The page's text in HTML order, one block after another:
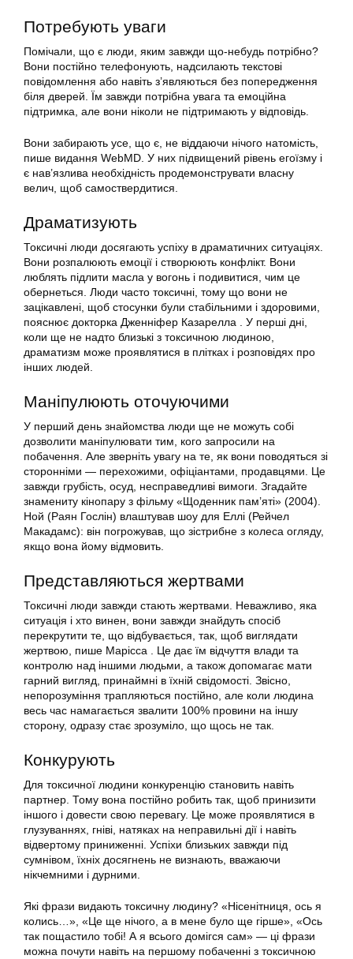
Потребують уваги
Помічали, що є люди, яким завжди що-небудь потрібно?
Вони постійно телефонують, надсилають текстові
повідомлення або навіть з’являються без попередження
біля дверей. Їм завжди потрібна увага та емоційна
підтримка, але вони ніколи не підтримають у відповідь.
Вони забирають усе, що є, не віддаючи нічого натомість,
пише видання WebMD. У них підвищений рівень егоїзму і
є нав’язлива необхідність продемонструвати власну
велич, щоб самоствердитися.
Драматизують
Токсичні люди досягають успіху в драматичних ситуаціях.
Вони розпалюють емоції і створюють конфлікт. Вони
люблять підлити масла у вогонь і подивитися, чим це
обернеться. Люди часто токсичні, тому що вони не
зацікавлені, щоб стосунки були стабільними і здоровими,
пояснює докторка Дженніфер Казарелла . У перші дні,
коли ще не надто близькі з токсичною людиною,
драматизм може проявлятися в плітках і розповідях про
інших людей.
Маніпулюють оточуючими
У перший день знайомства люди ще не можуть собі
дозволити маніпулювати тим, кого запросили на
побачення. Але зверніть увагу на те, як вони поводяться зі
сторонніми — перехожими, офіціантами, продавцями. Це
завжди грубість, осуд, несправедливі вимоги. Згадайте
знамениту кінопару з фільму «Щоденник пам’яті» (2004).
Ной (Раян Гослін) влаштував шоу для Еллі (Рейчел
Макадамс): він погрожував, що зістрибне з колеса огляду,
якщо вона йому відмовить.
Представляються жертвами
Токсичні люди завжди стають жертвами. Неважливо, яка
ситуація і хто винен, вони завжди знайдуть спосіб
перекрутити те, що відбувається, так, щоб виглядати
жертвою, пише Марісса . Це дає їм відчуття влади та
контролю над іншими людьми, а також допомагає мати
гарний вигляд, принаймні в їхній свідомості. Звісно,
непорозуміння трапляються постійно, але коли людина
весь час намагається звалити 100% провини на іншу
сторону, одразу стає зрозуміло, що щось не так.
Конкурують
Для токсичної людини конкуренцію становить навіть
партнер. Тому вона постійно робить так, щоб принизити
іншого і довести свою перевагу. Це може проявлятися в
глузуваннях, гніві, натяках на неправильні дії і навіть
відвертому приниженні. Успіхи близьких завжди під
сумнівом, їхніх досягнень не визнають, вважаючи
нікчемними і дурними.
Які фрази видають токсичну людину? «Нісенітниця, ось я
колись…», «Це ще нічого, а в мене було ще гірше», «Ось
так пощастило тобі! А я всього домігся сам» — ці фрази
можна почути навіть на першому побаченні з токсичною